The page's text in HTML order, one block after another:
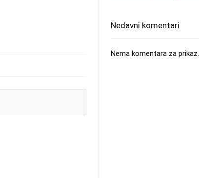
Nedavni komentari
Nema komentara za prikaz.